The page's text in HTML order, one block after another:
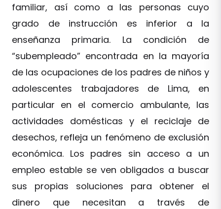
familiar, así como a las personas cuyo
grado de instrucción es inferior a la
enseñanza primaria. La condición de
“subempleado” encontrada en la mayoría
de las ocupaciones de los padres de niños y
adolescentes trabajadores de Lima, en
particular en el comercio ambulante, las
actividades domésticas y el reciclaje de
desechos, refleja un fenómeno de exclusión
económica. Los padres sin acceso a un
empleo estable se ven obligados a buscar
sus propias soluciones para obtener el
dinero que necesitan a través de